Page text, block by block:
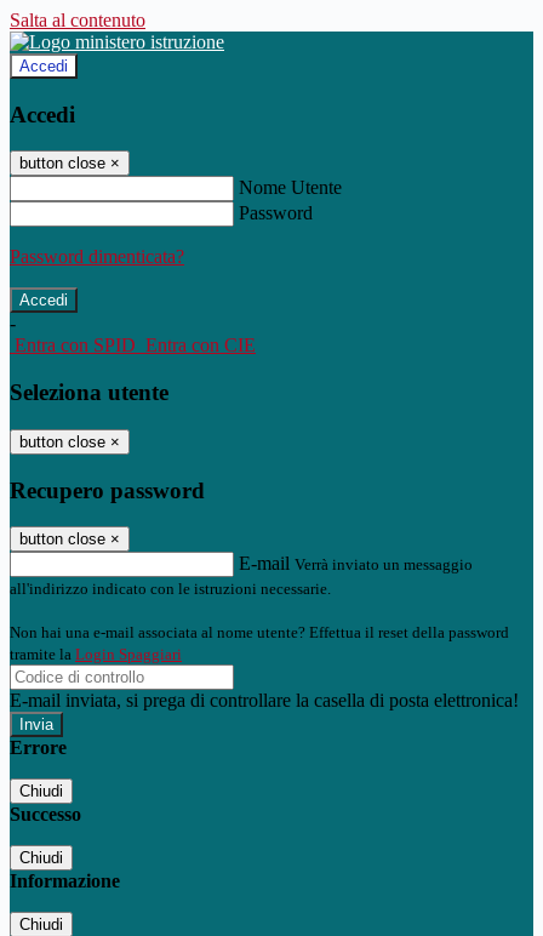
Salta al contenuto
Accedi
Accedi
button close ×
Nome Utente
Password
Password dimenticata?
-
Entra con SPID Entra con CIE
Seleziona utente
button close ×
Recupero password
button close ×
E-mail Verrà inviato un messaggio
all'indirizzo indicato con le istruzioni necessarie.
Non hai una e-mail associata al nome utente? Effettua il reset della password
tramite la Login Spaggiari
E-mail inviata, si prega di controllare la casella di posta elettronica!
Errore
Chiudi
Successo
Chiudi
Informazione
Chiudi